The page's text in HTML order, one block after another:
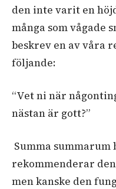
den inte varit en
många som vågade
beskrev en av våra
följande:
“Vet ni när
nästan är gott?”
Summa
rekommenderar
men kanske den